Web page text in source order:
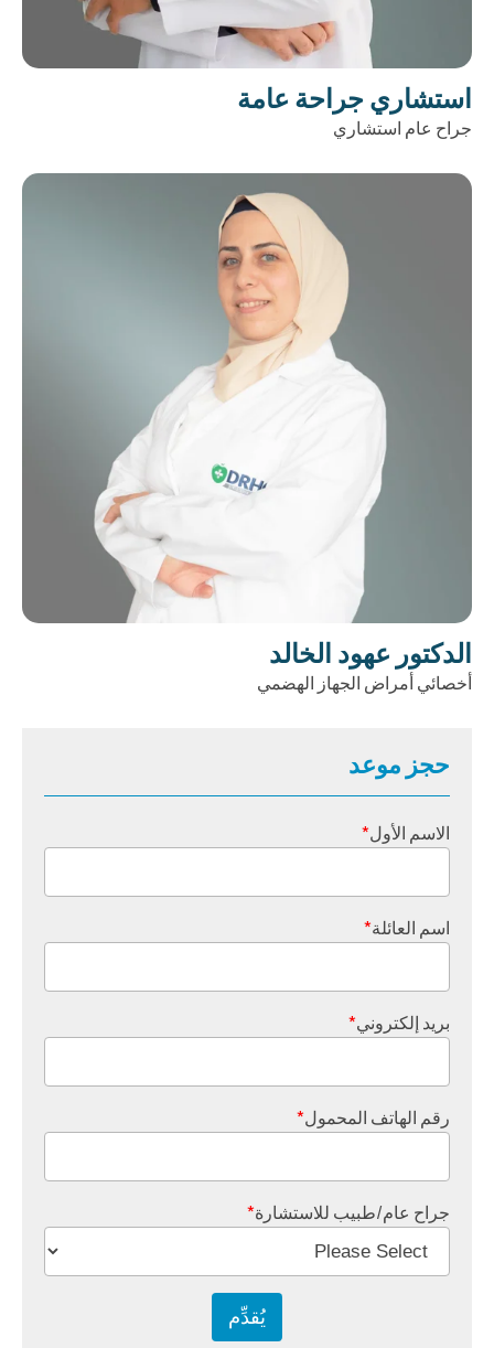
استشاري جراحة عامة
جراح عام استشاري
الدكتور عهود الخالد
أخصائي أمراض الجهاز الهضمي
حجز موعد
الاسم الأول*
اسم العائلة*
بريد إلكتروني*
رقم الهاتف المحمول*
جراح عام/طبيب للاستشارة*